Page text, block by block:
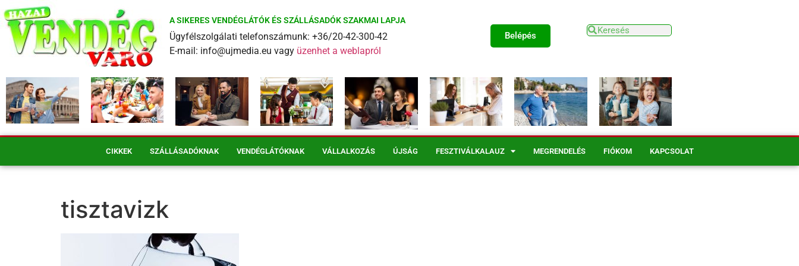
A SIKERES VENDÉGLÁTÓK ÉS SZÁLLÁSADÓK SZAKMAI LAPJA
Ügyfélszolgálati telefonszámunk: +36/20-42-300-42
E-mail: info@ujmedia.eu vagy üzenhet a weblapról
Belépés
CIKKEK SZÁLLÁSADÓKNAK VENDÉGLÁTÓKNAK VÁLLALKOZÁS ÚJSÁG FESZTIVÁLKALAUZ MEGRENDELÉS FIÓKOM KAPCSOLAT
tisztavizk